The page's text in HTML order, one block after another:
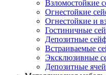
Взломостойкие
Огнестойкие
Огнестойкие и
Гостиничные
Депозитные
Встраиваемые
Эксклюзивные
Депозитные